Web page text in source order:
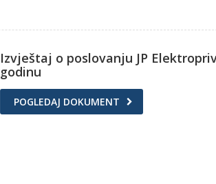
Izvještaj o poslovanju JP
godinu
POGLEDAJ DOKUMENT